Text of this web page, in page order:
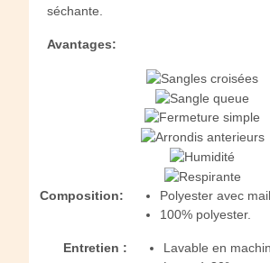
séchante.
Avantages:
Composition:
Polyester avec
100% polyester.
Entretien :
Lavable en